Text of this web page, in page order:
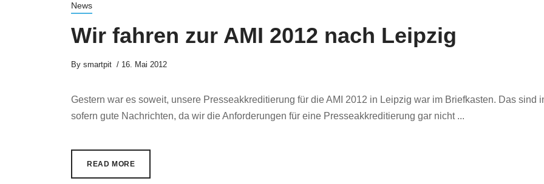
News
Wir fahren zur AMI 2012 nach Leipzig
By smartpit 16. Mai 2012
Gestern war es soweit, unsere Presseakkreditierung für die AMI 2012 in Leipzig war im Briefkasten. Das sind
sofern gute Nachrichten, da wir die Anforderungen für eine Presseakkreditierung gar nicht ...
READ MORE